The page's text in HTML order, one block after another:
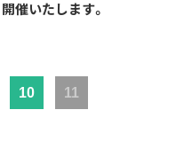
開催いたします。
10 11